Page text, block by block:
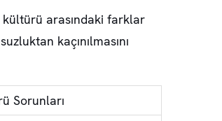
kültürü arasındaki farklar
kaçınılmasını
Sorunları